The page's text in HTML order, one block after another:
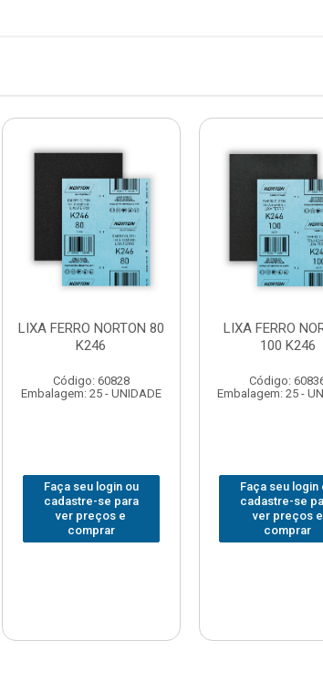
LIXA FERRO NORTON 80
K246
Código: 60828
Embalagem: 25 - UNIDADE
Faça seu login ou
cadastre-se para
ver preços e
comprar
LIXA FERRO
100 K246
Código:
Embalagem: 25 -
Faça seu login
cadastre-se
ver preços e
comprar